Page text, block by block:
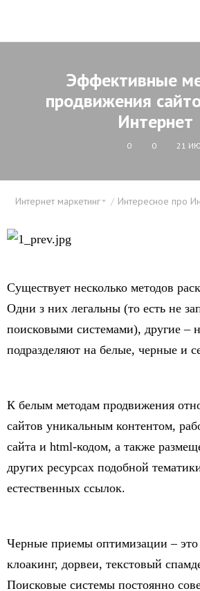
Эффективные
продвижения
Интернет
0 0 21
Интернет маркетинг Интересное про
Существует несколько методов
Одни з них легальны (то есть не
поисковыми системами), другие –
подразделяют на белые, черные и
К белым методам продвижения
сайтов уникальным контентом,
сайта и html-кодом, а также
других ресурсах подобной
естественных ссылок.
Черные приемы оптимизации – это
клоакинг, дорвеи, текстовый
Поисковые системы постоянно